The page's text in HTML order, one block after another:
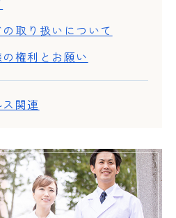
取り扱いについて
権利とお願い
関連